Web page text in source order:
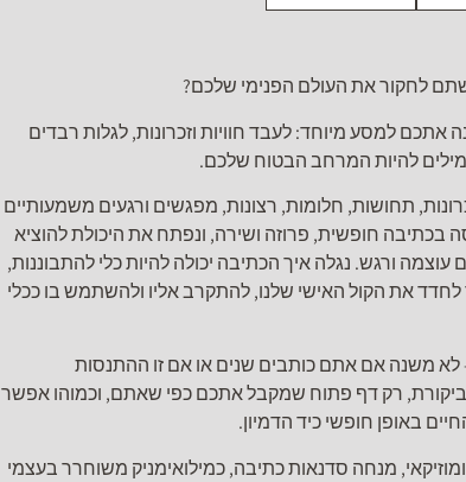
לחקור את העולם הפנימי שלכם?
אתכם למסע מיוחד: לעבד חוויות וזכרונות, לגלות רבדים
להיות המרחב הבטוח שלכם.
תחושות, חלומות, רצונות, מפגשים ורגעים משמעותיים
בכתיבה חופשית, פרוזה ושירה, ונפתח את היכולת להוציא
ורגש. נגלה איך הכתיבה יכולה להיות כלי להתבוננות,
את הקול האישי שלנו, להתקרב אליו ולהשתמש בו ככלי
משנה אם אתם כותבים שנים או אם זו ההתנסות
ביקורת, רק דף פתוח שמקבל אתכם כפי שאתם, וכמוהו אפשר
באופן חופשי כיד הדמיון.
מנחה סדנאות כתיבה, כמילואימניק משוחרר בעצמי